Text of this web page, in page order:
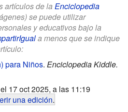
artículos de la Enciclopedia
se puede utilizar
y educativos bajo la
a menos que se indique
para Niños. Enciclopedia Kiddle.
17 oct 2025, a las 11:19
una edición.